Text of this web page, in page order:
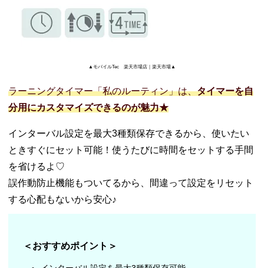
▲モバイルTec 楽天市場店｜楽天市場▲
ラーニングタイマー「私のルーティン」は、タイマーを自
分用にカスタマイズできるのが魅力★
インターバル設定を最大3種類保存できるから、使いたい
ときすぐにセット可能！使うたびに時間をセットする手間
を省けるよ♡
誤作動防止機能もついてるから、間違って設定をリセット
する心配もないから安心♪
＜おすすめポイント＞